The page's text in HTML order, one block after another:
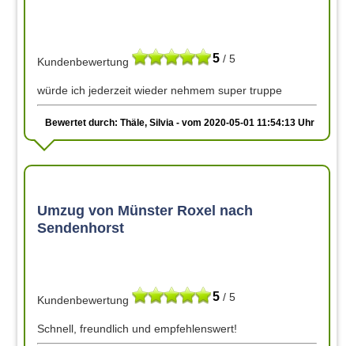
5 / 5
Kundenbewertung
würde ich jederzeit wieder nehmem super truppe
Bewertet durch: Thäle, Silvia - vom 2020-05-01 11:54:13 Uhr
Umzug von Münster Roxel nach
Sendenhorst
5 / 5
Kundenbewertung
Schnell, freundlich und empfehlenswert!